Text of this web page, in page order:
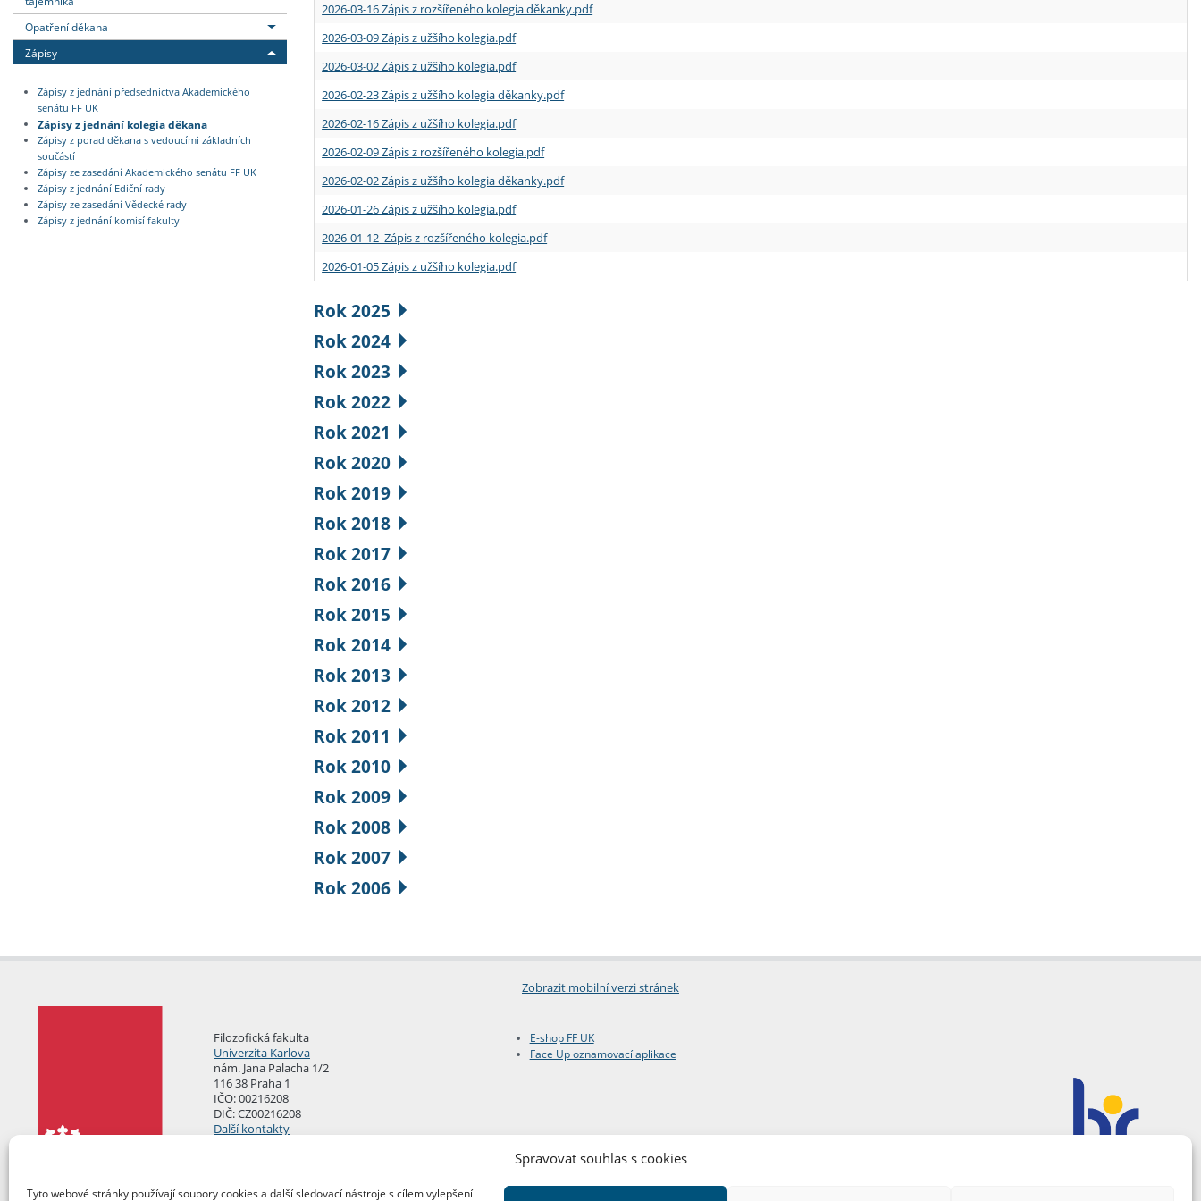
Spravovat souhlas s cookies
Tyto webové stránky používají soubory cookies a další sledovací nástroje s cílem vylepšení
Opatření děkana
Zápisy
Zápisy z jednání předsednictva Akademického
senátu FF UK
Zápisy z jednání kolegia děkana
Zápisy z porad děkana s vedoucími základních
součástí
Zápisy ze zasedání Akademického senátu FF UK
Zápisy z jednání Ediční rady
Zápisy ze zasedání Vědecké rady
Zápisy z jednání komisí fakulty
2026-03-16 Zápis z rozšířeného kolegia děkanky.pdf
2026-03-09 Zápis z užšího kolegia.pdf
2026-03-02 Zápis z užšího kolegia.pdf
2026-02-23 Zápis z užšího kolegia děkanky.pdf
2026-02-16 Zápis z užšího kolegia.pdf
2026-02-09 Zápis z rozšířeného kolegia.pdf
2026-02-02 Zápis z užšího kolegia děkanky.pdf
2026-01-26 Zápis z užšího kolegia.pdf
2026-01-12 Zápis z rozšířeného kolegia.pdf
2026-01-05 Zápis z užšího kolegia.pdf
Rok 2025
Rok 2024
Rok 2023
Rok 2022
Rok 2021
Rok 2020
Rok 2019
Rok 2018
Rok 2017
Rok 2016
Rok 2015
Rok 2014
Rok 2013
Rok 2012
Rok 2011
Rok 2010
Rok 2009
Rok 2008
Rok 2007
Rok 2006
Zobrazit mobilní verzi stránek
Filozofická fakulta
Univerzita Karlova
nám. Jana Palacha 1/2
116 38 Praha 1
IČO: 00216208
DIČ: CZ00216208
Další kontakty
E-shop FF UK
Face Up oznamovací aplikace